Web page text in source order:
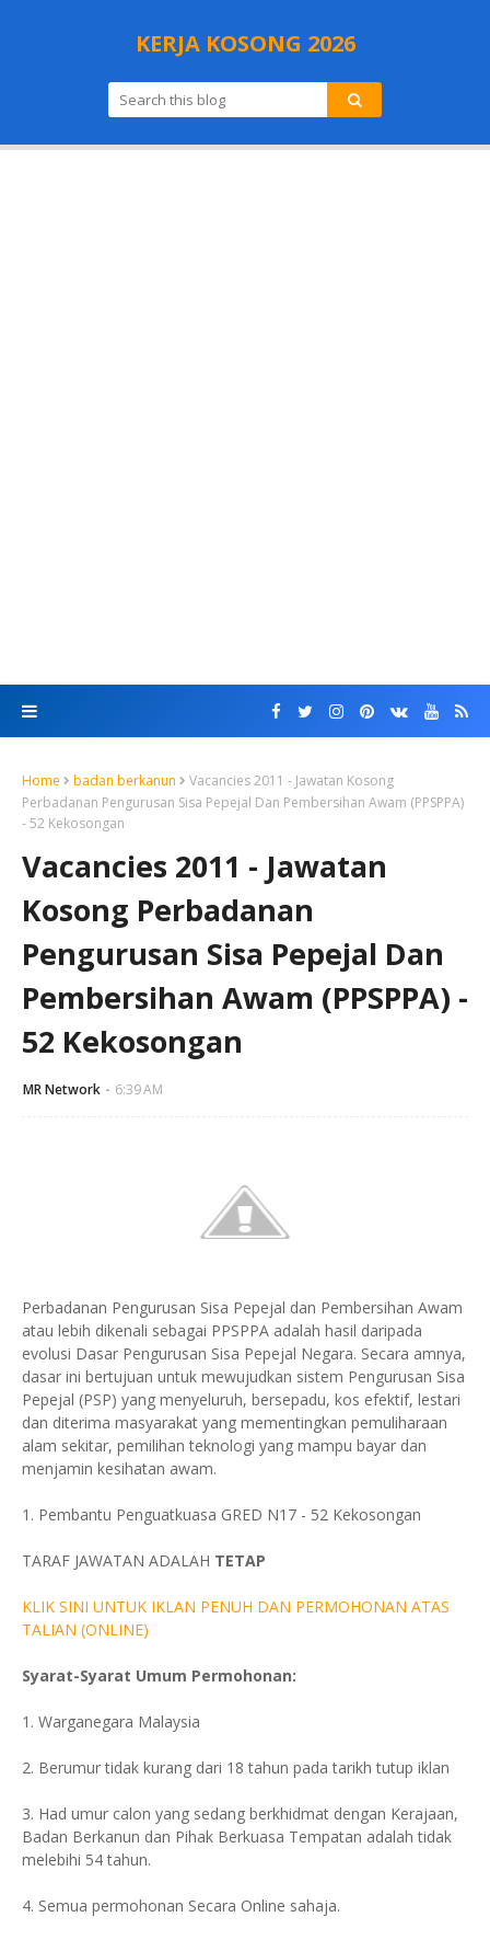
KERJA KOSONG 2026
Home badan berkanun
Vacancies 2011 - Jawatan Kosong
Perbadanan Pengurusan Sisa Pepejal Dan Pembersihan Awam (PPSPPA)
- 52 Kekosongan
Vacancies 2011 - Jawatan
Kosong Perbadanan
Pengurusan Sisa Pepejal Dan
Pembersihan Awam (PPSPPA) -
52 Kekosongan
MR Network 6:39 AM
Perbadanan Pengurusan Sisa Pepejal dan Pembersihan Awam
atau lebih dikenali sebagai PPSPPA adalah hasil daripada
evolusi Dasar Pengurusan Sisa Pepejal Negara. Secara amnya,
dasar ini bertujuan untuk mewujudkan sistem Pengurusan Sisa
Pepejal (PSP) yang menyeluruh, bersepadu, kos efektif, lestari
dan diterima masyarakat yang mementingkan pemuliharaan
alam sekitar, pemilihan teknologi yang mampu bayar dan
menjamin kesihatan awam.
1. Pembantu Penguatkuasa GRED N17 - 52 Kekosongan
TARAF JAWATAN ADALAH TETAP
KLIK SINI UNTUK IKLAN PENUH DAN PERMOHONAN ATAS
TALIAN (ONLINE)
Syarat-Syarat Umum Permohonan:
1. Warganegara Malaysia
2. Berumur tidak kurang dari 18 tahun pada tarikh tutup iklan
3. Had umur calon yang sedang berkhidmat dengan Kerajaan,
Badan Berkanun dan Pihak Berkuasa Tempatan adalah tidak
melebihi 54 tahun.
4. Semua permohonan Secara Online sahaja.